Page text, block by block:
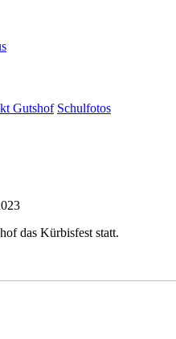
Gutshof Schulfotos
das Kürbisfest statt.